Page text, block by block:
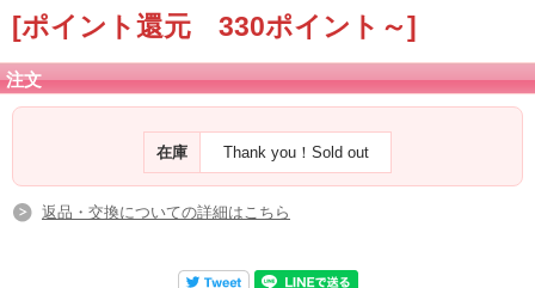
[ポイント還元 330ポイント～]
注文
在庫 Thank you！Sold out
返品・交換についての詳細はこちら